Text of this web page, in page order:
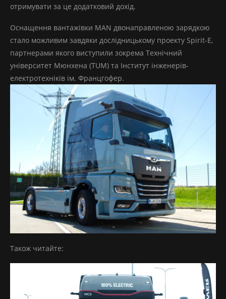
отримувати за це додатковий дохід.
Оснащення вантажівки MAN двонаправленою зарядкою
стало можливим завдяки дослідницькому проекту Spirit-E,
партнерами якого виступили зокрема Технічний
університет Мюнхена (TUM) та Інститут інженерів-
електротехніків ім. Францгофер.
Також читайте: